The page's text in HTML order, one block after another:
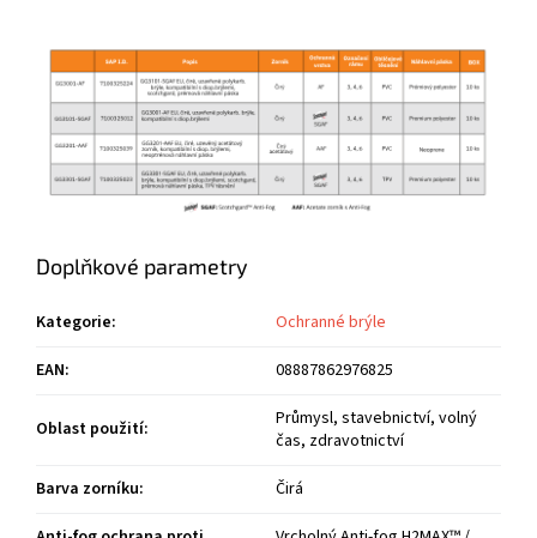
Doplňkové parametry
Kategorie:
Ochranné brýle
EAN: 08887862976825
Oblast použití:
Průmysl, stavebnictví, volný
čas, zdravotnictví
Barva zorníku:
Čirá